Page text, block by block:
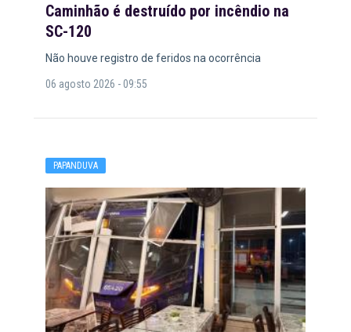
Caminhão é destruído por incêndio na
SC-120
Não houve registro de feridos na ocorrência
06 agosto 2026 - 09:55
PAPANDUVA